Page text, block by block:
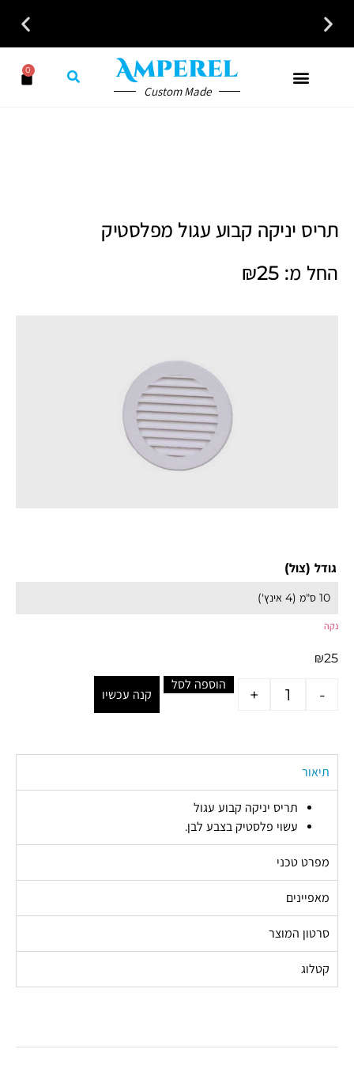
Custom Made
0
תריס יניקה קבוע עגול מפלסטיק
החל מ: ₪25
גודל (צול)
נקה
₪25
-
+
הוספה לסל
קנה עכשיו
תיאור
תריס יניקה קבוע עגול
עשוי פלסטיק בצבע לבן.
מפרט טכני
מאפיינים
סרטון המוצר
קטלוג